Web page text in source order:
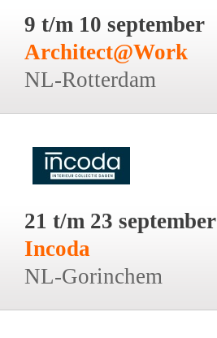
9 t/m 10 september
Architect@Work
NL-Rotterdam
21 t/m 23 september
Incoda
NL-Gorinchem